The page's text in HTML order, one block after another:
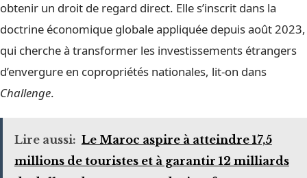
obtenir un droit de regard direct. Elle s’inscrit dans la
doctrine économique globale appliquée depuis août 2023,
qui cherche à transformer les investissements étrangers
d’envergure en copropriétés nationales, lit-on dans
Challenge.
Lire aussi: Le Maroc aspire à atteindre 17,5
millions de touristes et à garantir 12 milliards